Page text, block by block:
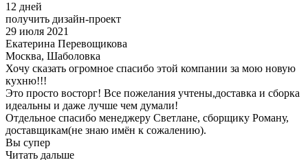
12 дней
получить дизайн-проект
29 июля 2021
Екатерина Перевощикова
Москва, Шаболовка
Хочу сказать огромное спасибо этой компании за мою новую
кухню!!!
Это просто восторг! Все пожелания учтены,доставка и сборка
идеальны и даже лучше чем думали!
Отдельное спасибо менеджеру Светлане, сборщику Роману,
доставщикам(не знаю имён к сожалению).
Вы супер
Читать дальше